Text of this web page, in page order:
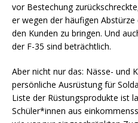
vor Bestechung
er wegen der häufigen
den Kunden zu bringen. Und
der F-35 sind beträchtlich.
Aber nicht nur das: Nässe- und
persönliche Ausrüstung für
Liste der Rüstungsprodukte ist
Schüler*innen aus